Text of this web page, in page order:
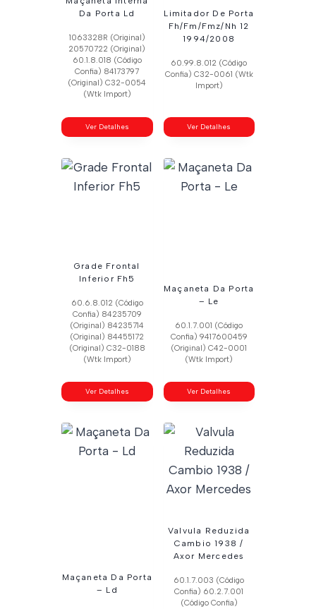
Da Porta Ld
1063328R (Original)
20570722 (Original)
60.1.8.018 (Código
Confia) 84173797
(Original) C32-0054
(Wtk Import)
Ver Detalhes
Limitador De Porta
Fh/Fm/Fmz/Nh 12
1994/2008
60.99.8.012 (Código
Confia) C32-0061 (Wtk
Import)
Ver Detalhes
Grade Frontal
Inferior Fh5
60.6.8.012 (Código
Confia) 84235709
(Original) 84235714
(Original) 84455172
(Original) C32-0188
(Wtk Import)
Ver Detalhes
Maçaneta Da Porta
– Le
60.1.7.001 (Código
Confia) 9417600459
(Original) C42-0001
(Wtk Import)
Ver Detalhes
Maçaneta Da Porta
– Ld
Valvula Reduzida
Cambio 1938 /
Axor Mercedes
60.1.7.003 (Código
Confia) 60.2.7.001
(Código Confia)